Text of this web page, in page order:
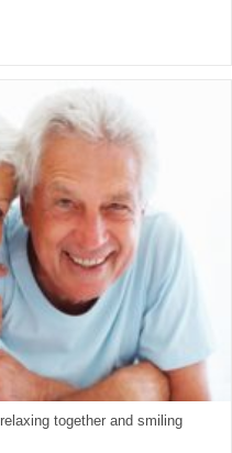
together and smiling